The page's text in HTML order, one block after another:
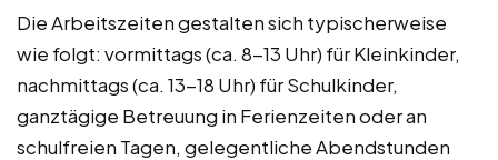
Die Arbeitszeiten gestalten sich typischerweise
wie folgt: vormittags (ca. 8-13 Uhr) für Kleinkinder,
nachmittags (ca. 13-18 Uhr) für Schulkinder,
ganztägige Betreuung in Ferienzeiten oder an
schulfreien Tagen, gelegentliche Abendstunden